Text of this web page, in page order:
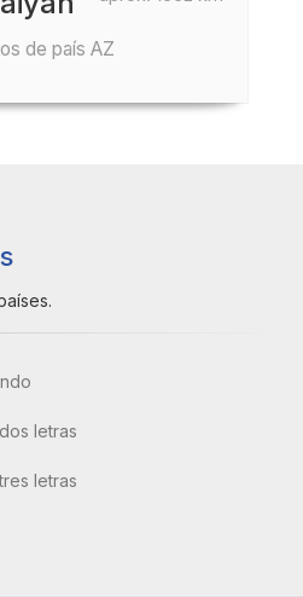
de país AZ
letras
letras